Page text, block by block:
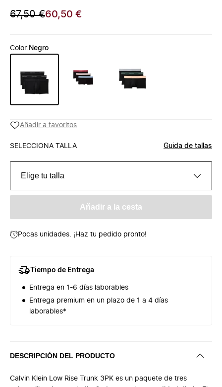
67,50 €60,50 €
Color: Negro
Añadir a favoritos
SELECCIONA TALLA Guida de tallas
Elige tu talla
Añadir a la cesta
Pocas unidades. ¡Haz tu pedido pronto!
Tiempo de Entrega
Entrega en 1-6 días laborables
Entrega premium en un plazo de 1 a 4 días
laborables*
DESCRIPCIÓN DEL PRODUCTO
Calvin Klein Low Rise Trunk 3PK es un paquete de tres